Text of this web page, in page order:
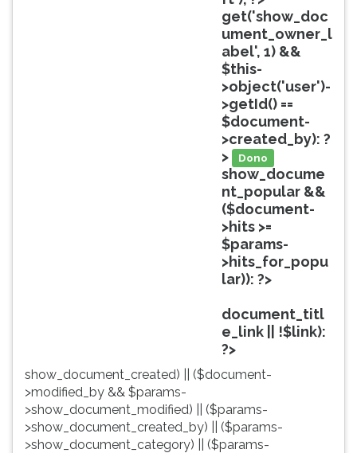
get('show_doc
ument_owner_l
abel', 1) &&
$this-
>object('user')-
>getId() ==
$document-
>created_by): ?
>
Dono
show_docume
nt_popular &&
($document-
>hits >=
$params-
>hits_for_popu
lar)): ?>
document_titl
e_link || !$link):
?>
show_document_created) || ($document-
>modified_by && $params-
>show_document_modified) || ($params-
>show_document_created_by) || ($params-
>show_document_category) || ($params-